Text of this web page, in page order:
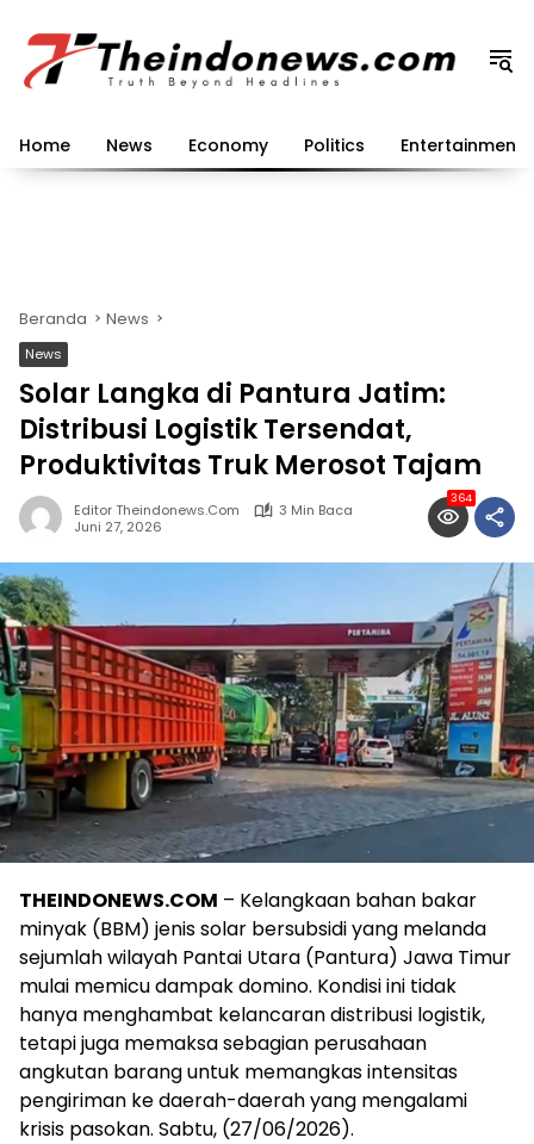
konten
Home News Economy Politics Entertainment
Beranda News
News
Solar Langka di Pantura Jatim:
Distribusi Logistik Tersendat,
Produktivitas Truk Merosot Tajam
Editor Theindonews.com
3 Min Baca
Juni 27, 2026
364
THEINDONEWS.COM – Kelangkaan bahan bakar
minyak (BBM) jenis solar bersubsidi yang melanda
sejumlah wilayah Pantai Utara (Pantura) Jawa Timur
mulai memicu dampak domino. Kondisi ini tidak
hanya menghambat kelancaran distribusi logistik,
tetapi juga memaksa sebagian perusahaan
angkutan barang untuk memangkas intensitas
pengiriman ke daerah-daerah yang mengalami
krisis pasokan. Sabtu, (27/06/2026).